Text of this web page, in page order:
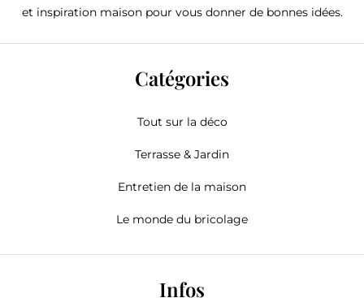
et inspiration maison pour vous donner de bonnes idées.
Catégories
Tout sur la déco
Terrasse & Jardin
Entretien de la maison
Le monde du bricolage
Infos